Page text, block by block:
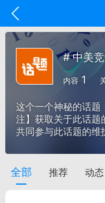
# 中美
内容 1
这个一个神秘的话题
注】获取关于此话题
共同参与此话题的维
全部 推荐 动态